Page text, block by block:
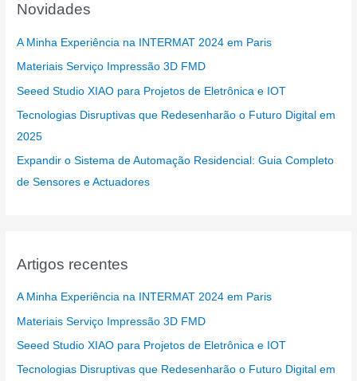
Novidades
A Minha Experiência na INTERMAT 2024 em Paris
Materiais Serviço Impressão 3D FMD
Seeed Studio XIAO para Projetos de Eletrônica e IOT
Tecnologias Disruptivas que Redesenharão o Futuro Digital em
2025
Expandir o Sistema de Automação Residencial: Guia Completo
de Sensores e Actuadores
Artigos recentes
A Minha Experiência na INTERMAT 2024 em Paris
Materiais Serviço Impressão 3D FMD
Seeed Studio XIAO para Projetos de Eletrônica e IOT
Tecnologias Disruptivas que Redesenharão o Futuro Digital em